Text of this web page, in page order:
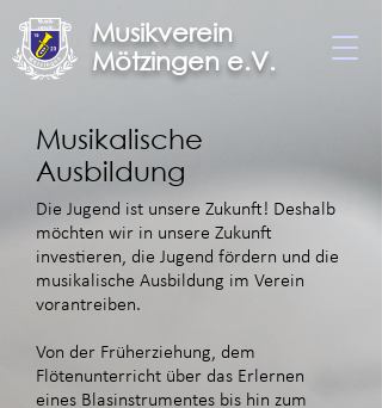
Musikverein
Mötzingen e.V.
Musikalische
Ausbildung
Die Jugend ist unsere Zukunft! Deshalb
möchten wir in unsere Zukunft
investieren, die Jugend fördern und die
musikalische Ausbildung im Verein
vorantreiben.
Von der Früherziehung, dem
Flötenunterricht über das Erlernen
eines Blasinstrumentes bis hin zum